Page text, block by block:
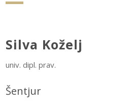
Silva Koželj
univ. dipl. prav.
Šentjur